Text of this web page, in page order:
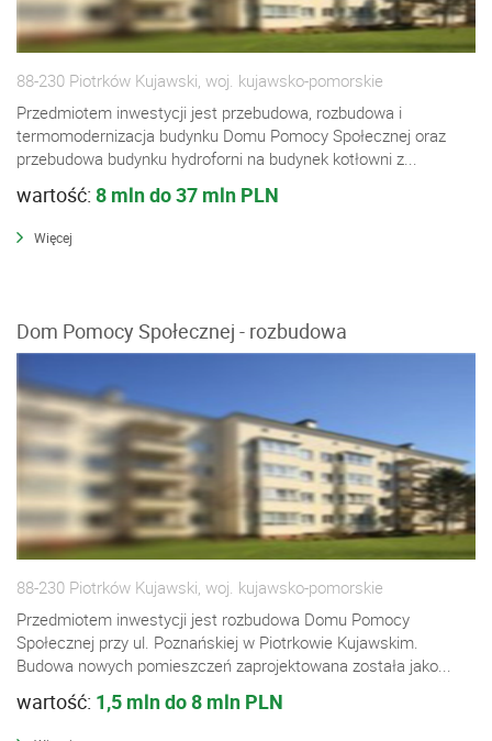
88-230 Piotrków Kujawski, woj. kujawsko-pomorskie
Przedmiotem inwestycji jest przebudowa, rozbudowa i
termomodernizacja budynku Domu Pomocy Społecznej oraz
przebudowa budynku hydroforni na budynek kotłowni z...
wartość: 8 mln do 37 mln PLN
Więcej
Dom Pomocy Społecznej - rozbudowa
88-230 Piotrków Kujawski, woj. kujawsko-pomorskie
Przedmiotem inwestycji jest rozbudowa Domu Pomocy
Społecznej przy ul. Poznańskiej w Piotrkowie Kujawskim.
Budowa nowych pomieszczeń zaprojektowana została jako...
wartość: 1,5 mln do 8 mln PLN